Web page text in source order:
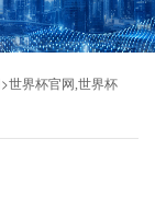
>世界杯官网,世界杯